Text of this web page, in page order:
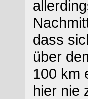
dass
über
100 km
hier nie